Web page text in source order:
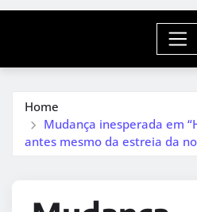
Home
Mudança inesperada em
antes mesmo da estreia da